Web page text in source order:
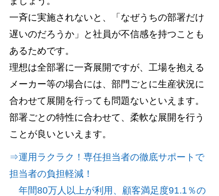
一斉に実施されないと、「なぜうちの部署だけ
遅いのだろうか」と社員が不信感を持つことも
あるためです。
理想は全部署に一斉展開ですが、工場を抱える
メーカー等の場合には、部門ごとに生産状況に
合わせて展開を行っても問題ないといえます。
部署ごとの特性に合わせて、柔軟な展開を行う
ことが良いといえます。
⇒運用ラクラク！専任担当者の徹底サポートで
担当者の負担軽減！
年間80万人以上が利用、顧客満足度91.1％の